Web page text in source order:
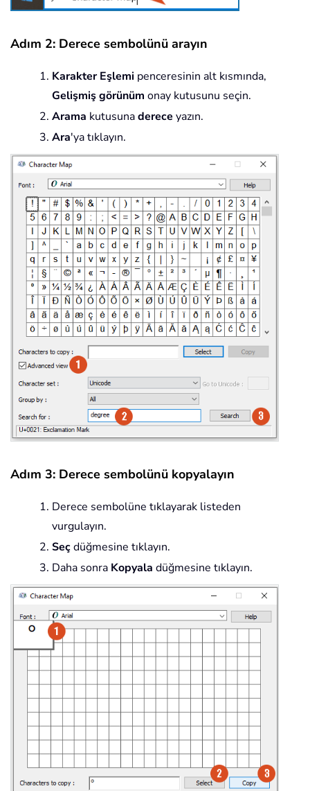
Adım 2: Derece sembolünü arayın
Karakter Eşlemi penceresinin alt kısmında,
Gelişmiş görünüm onay kutusunu seçin.
Arama kutusunaderece yazın.
Ara'ya tıklayın.
Adım 3: Derece sembolünü kopyalayın
Derece sembolüne tıklayarak listeden
vurgulayın.
Seçdüğmesine tıklayın.
Daha sonra Kopyala düğmesine tıklayın.